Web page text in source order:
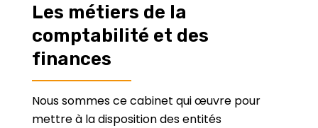
Les métiers de la
comptabilité et des
finances
Nous sommes ce cabinet qui œuvre pour
mettre à la disposition des entités